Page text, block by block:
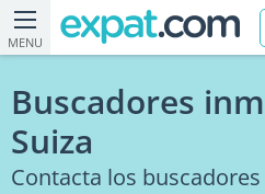
MENU
Buscadores
Suiza
Contacta los